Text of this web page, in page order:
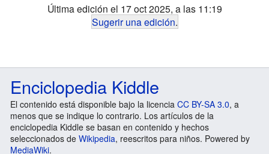
Última edición el 17 oct 2025, a las 11:19
Sugerir una edición.
Enciclopedia Kiddle
El contenido está disponible bajo la licencia CC BY-SA 3.0, a
menos que se indique lo contrario. Los artículos de la
enciclopedia Kiddle se basan en contenido y hechos
seleccionados de Wikipedia, reescritos para niños. Powered by
MediaWiki.